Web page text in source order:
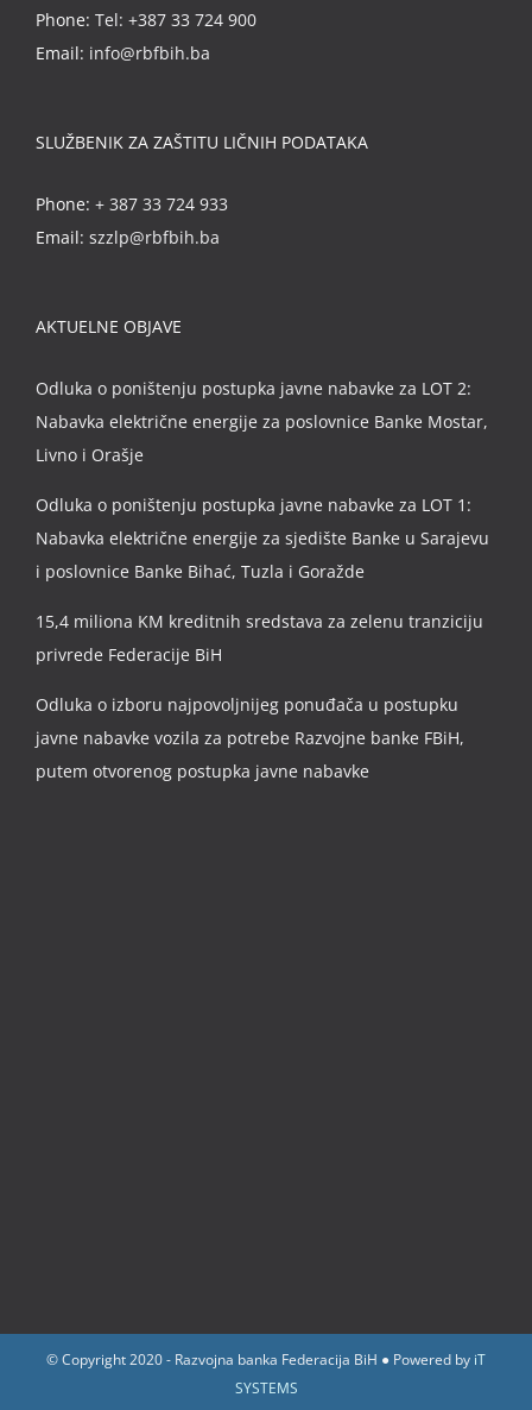
Phone: Tel: +387 33 724 900
Email: info@rbfbih.ba
SLUŽBENIK ZA ZAŠTITU LIČNIH PODATAKA
Phone: + 387 33 724 933
Email: szzlp@rbfbih.ba
AKTUELNE OBJAVE
Odluka o poništenju postupka javne nabavke za LOT 2:
Nabavka električne energije za poslovnice Banke Mostar,
Livno i Orašje
Odluka o poništenju postupka javne nabavke za LOT 1:
Nabavka električne energije za sjedište Banke u Sarajevu
i poslovnice Banke Bihać, Tuzla i Goražde
15,4 miliona KM kreditnih sredstava za zelenu tranziciju
privrede Federacije BiH
Odluka o izboru najpovoljnijeg ponuđača u postupku
javne nabavke vozila za potrebe Razvojne banke FBiH,
putem otvorenog postupka javne nabavke
© Copyright 2020 - Razvojna banka Federacija BiH ● Powered by iT
SYSTEMS